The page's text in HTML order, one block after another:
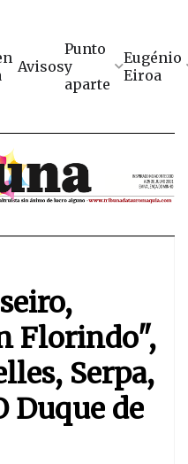
Avisos
Punto
y
aparte
Eugénio
Eiroa
Florindo",
Serpa,
Duque de